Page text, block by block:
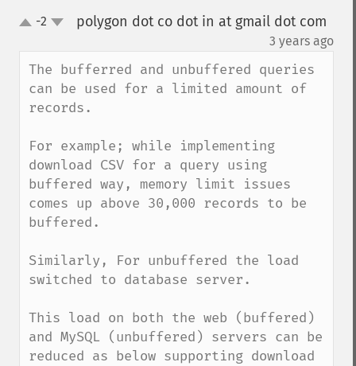
up-2 polygon dot co dot in at gmail dot com
3 years ago
The bufferred and unbuffered queries
can be used for a limited amount of
records.
For example; while implementing
download CSV for a query using
buffered way, memory limit issues
comes up above 30,000 records to be
buffered.
Similarly, For unbuffered the load
switched to database server.
This load on both the web (buffered)
and MySQL (unbuffered) servers can be
reduced as below supporting download